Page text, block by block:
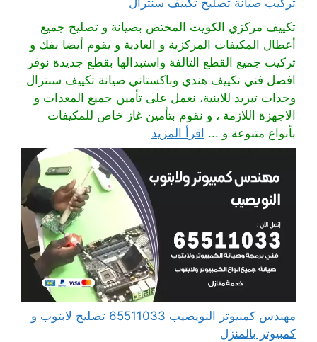
تركيب صيانة تصليح تكييف سنترال
تكييف مركزي الكويت المختص بصيانة و تصليح جميع
أعطال المكيفات المركزية و العادية و يقوم أيضا بفك و
تركيب جميع القطع التالفة واستبدالها بقطع جديدة نوفر
افضل فني تكييف هندي وباكستاني صيانة تكييف سنترال
وحدات تبريد للابنية، نعمل على تأمين جميع المعدات و
الاجهزة اللازمة ، و نقوم بتأمين غاز خاص للمكيفات
بأنواع متنوعة و ... اقرأ المزيد
مهندس كمبيوتر النويصيب 65511033 تصليح لابتوب و
كمبيوتر بالمنزل